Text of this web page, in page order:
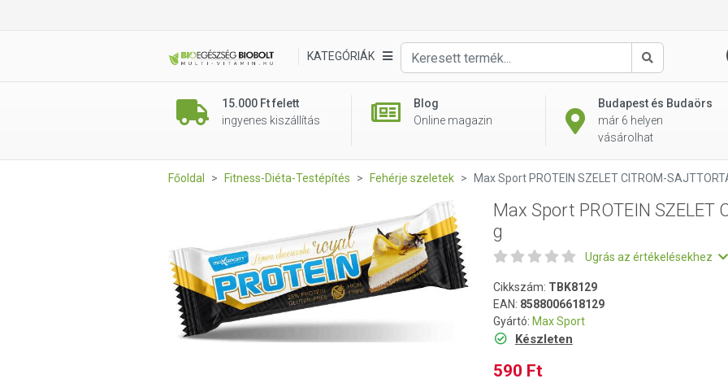
KATEGÓRIÁK
Keresés
15.000 Ft felett
ingyenes kiszállítás
Blog
Online magazin
Budapest és Budaörs
már 6 helyen
vásárolhat
Főoldal Fitness-Diéta-Testépítés Fehérje szeletek Max Sport PROTEIN SZELET CITROM-
Max Sport PROTEIN SZELET
g
Ugrás az értékelésekhez
Cikkszám: TBK8129
EAN: 8588006618129
Gyártó: Max Sport
Készleten
590 Ft